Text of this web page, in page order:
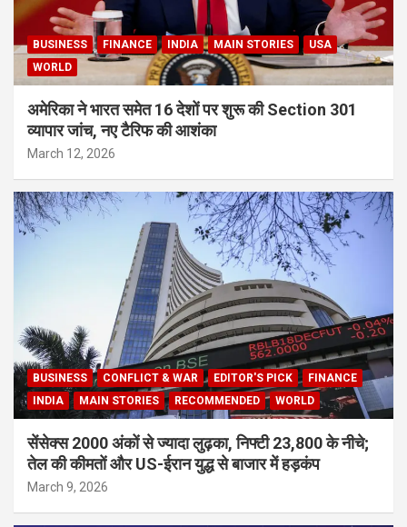
BUSINESS FINANCE INDIA MAIN STORIES
USA
WORLD
अमेरिका ने भारत समेत 16 देशों पर शुरू की Section 301
व्यापार जांच, नए टैरिफ की आशंका
March 12, 2026
BUSINESS CONFLICT & WAR EDITOR'S PICK
FINANCE
INDIA
MAIN STORIES RECOMMENDED WORLD
सेंसेक्स 2000 अंकों से ज्यादा लुढ़का, निफ्टी 23,800 के नीचे;
तेल की कीमतों और US-ईरान युद्ध से बाजार में हड़कंप
March 9, 2026